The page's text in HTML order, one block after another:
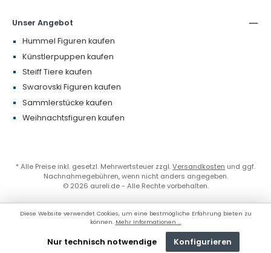
Unser Angebot
Hummel Figuren kaufen
Künstlerpuppen kaufen
Steiff Tiere kaufen
Swarovski Figuren kaufen
Sammlerstücke kaufen
Weihnachtsfiguren kaufen
* Alle Preise inkl. gesetzl. Mehrwertsteuer zzgl.Versandkosten und ggf.
Nachnahmegebühren, wenn nicht anders angegeben.
© 2026 aureli.de - Alle Rechte vorbehalten.
Diese Website verwendet Cookies, um eine bestmögliche Erfahrung bieten zu
können. Mehr Informationen ...
Nur technisch notwendige Konfigurieren